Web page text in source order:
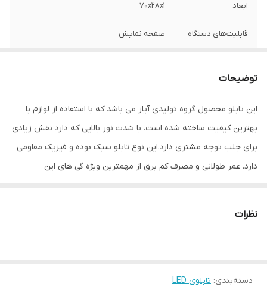
ابعاد 70x28x1
قابلیت‌های دستگاه صفحه نمایش
توضیحات
این تابلو محصول گروه تولیدی آیاز می باشد که با استفاده از لوازم با
بهترین کیفیت ساخته شده است. با شدت نور بالایی که دارد نقش زیادی
برای جلب توجه مشتری دارد.این نوع تابلو سبک بوده و فیزیک مقاومی
دارد. عمر طولانی و مصرف کم برق از مهمترین ویژه گی های این
تابلو می تواند در هر موقعیتی که لازم باشد آویز شود و یا تکیه داده
باشیم. با شدت نور بالا این تابلو روز دید است و بر خلاف نمونه های دیگر
نظرات
دسته‌بندی: تابلوی LED